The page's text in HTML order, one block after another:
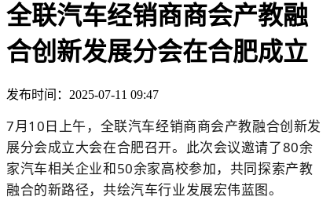
全联汽车经销商商会产教融
合创新发展分会在合肥成立
发布时间：2025-07-11 09:47
7月10日上午，全联汽车经销商商会产教融合创新发
展分会成立大会在合肥召开。此次会议邀请了80余
家汽车相关企业和50余家高校参加，共同探索产教
融合的新路径，共绘汽车行业发展宏伟蓝图。